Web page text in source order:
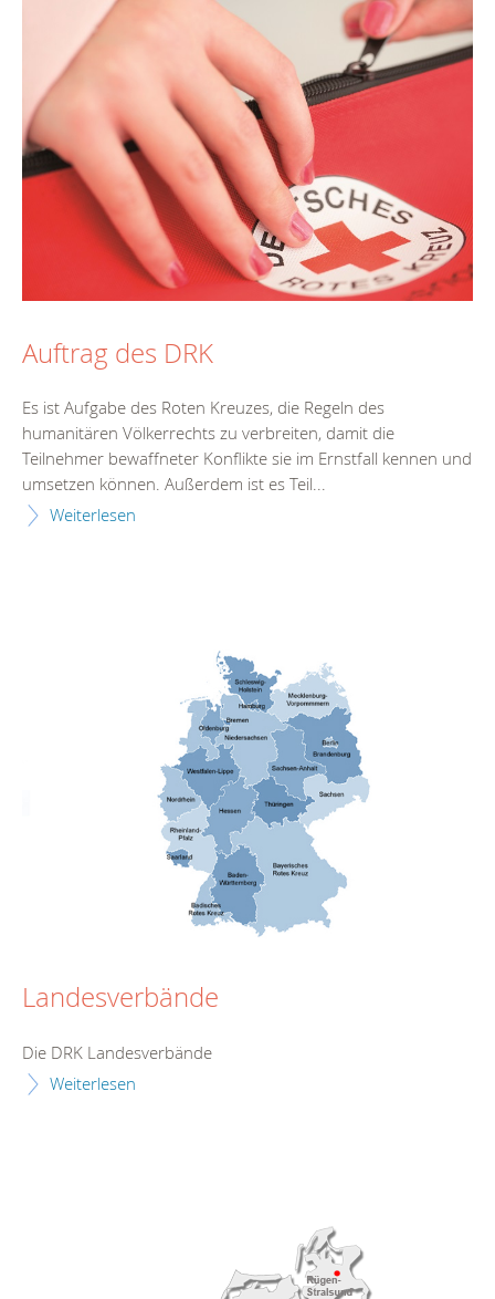
Auftrag des DRK
Es ist Aufgabe des Roten Kreuzes, die Regeln des
humanitären Völkerrechts zu verbreiten, damit die
Teilnehmer bewaffneter Konflikte sie im Ernstfall kennen und
umsetzen können. Außerdem ist es Teil...
Weiterlesen
Landesverbände
Die DRK Landesverbände
Weiterlesen